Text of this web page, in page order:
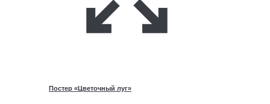
Постер «Цветочный луг»